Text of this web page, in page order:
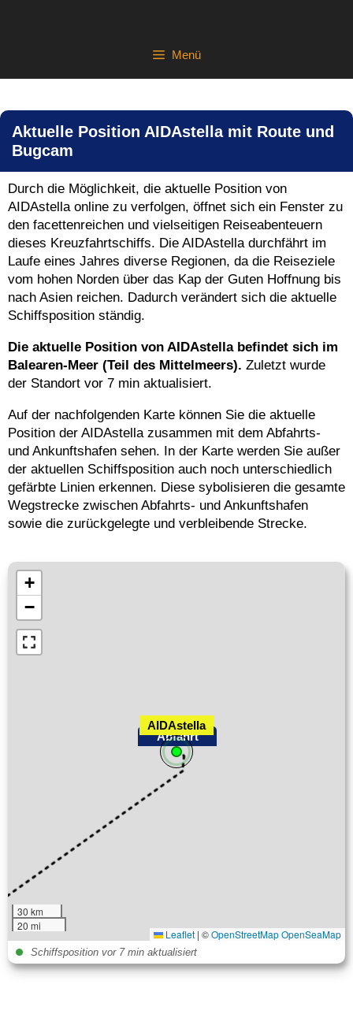
Menü
Aktuelle Position AIDAstella mit Route und
Bugcam
Durch die Möglichkeit, die aktuelle Position von
AIDAstella online zu verfolgen, öffnet sich ein Fenster zu
den facettenreichen und vielseitigen Reiseabenteuern
dieses Kreuzfahrtschiffs. Die AIDAstella durchfährt im
Laufe eines Jahres diverse Regionen, da die Reiseziele
vom hohen Norden über das Kap der Guten Hoffnung bis
nach Asien reichen. Dadurch verändert sich die aktuelle
Schiffsposition ständig.
Die aktuelle Position von AIDAstella befindet sich im
Balearen-Meer (Teil des Mittelmeers). Zuletzt wurde
der Standort vor 7 min aktualisiert.
Auf der nachfolgenden Karte können Sie die aktuelle
Position der AIDAstella zusammen mit dem Abfahrts-
und Ankunftshafen sehen. In der Karte werden Sie außer
der aktuellen Schiffsposition auch noch unterschiedlich
gefärbte Linien erkennen. Diese sybolisieren die gesamte
Wegstrecke zwischen Abfahrts- und Ankunftshafen
sowie die zurückgelegte und verbleibende Strecke.
AIDAstella
Abfahrt
+
−
30 km
20 mi
Leaflet | ©OpenStreetMapOpenSeaMap
Schiffsposition vor 7 min aktualisiert